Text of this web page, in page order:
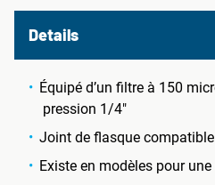
Details
Équipé d’un filtre à 150
pression 1/4"
Joint de flasque compatible
Existe en modèles pour